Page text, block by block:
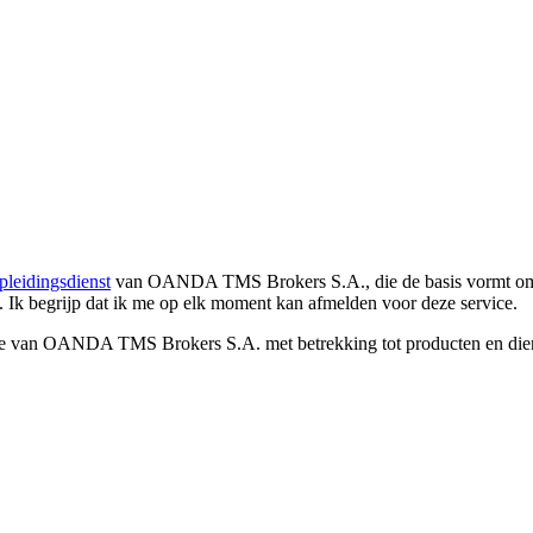
van OANDA TMS Brokers S.A., die de basis vormt
Ik begrijp dat ik me op elk moment kan afmelden voor deze service.
OANDA TMS Brokers S.A. met betrekking tot producten en